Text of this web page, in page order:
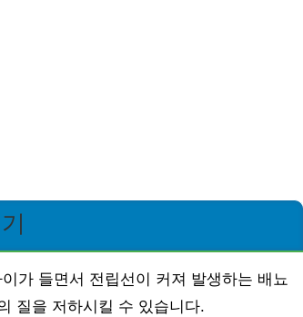
가 들면서 전립선이 커져 발생하는 배뇨
질을 저하시킬 수 있습니다.